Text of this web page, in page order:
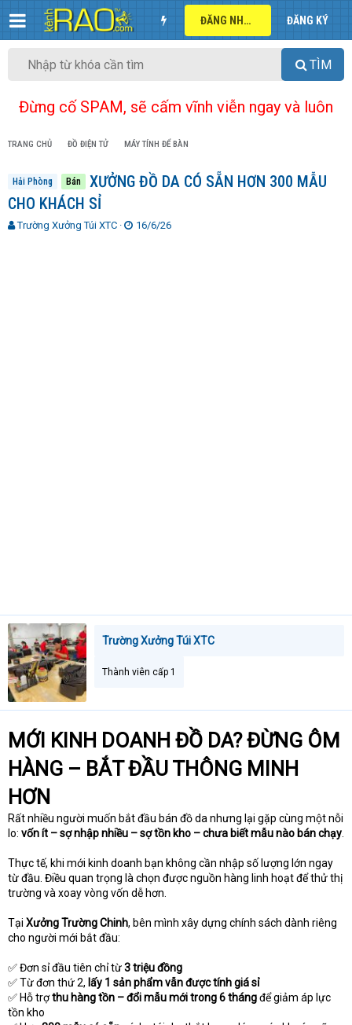
ĐĂNG NHẬP ĐĂNG KÝ
TÌM
Đừng cố SPAM, sẽ cấm vĩnh viễn ngay và luôn
TRANG CHỦ ĐỒ ĐIỆN TỬ MÁY TÍNH ĐỂ BÀN
Hải Phòng Bán
XƯỞNG ĐỒ DA CÓ SẴN HƠN 300 MẪU
CHO KHÁCH SỈ
T
Trường Xưởng Túi XTC
N
16/6/26
Trường Xưởng Túi XTC
Thành viên cấp 1
MỚI KINH DOANH ĐỒ DA? ĐỪNG ÔM
HÀNG – BẮT ĐẦU THÔNG MINH
HƠN
Rất nhiều người muốn bắt đầu bán đồ da nhưng lại gặp cùng một nỗi
lo: vốn ít – sợ nhập nhiều – sợ tồn kho – chưa biết mẫu nào bán chạy.
Thực tế, khi mới kinh doanh bạn không cần nhập số lượng lớn ngay
từ đầu. Điều quan trọng là chọn được nguồn hàng linh hoạt để thử thị
trường và xoay vòng vốn dễ hơn.
Tại Xưởng Trường Chinh, bên mình xây dựng chính sách dành riêng
cho người mới bắt đầu:
✅ Đơn sỉ đầu tiên chỉ từ3 triệu đồng
✅ Từ đơn thứ 2, lấy 1 sản phẩm vẫn được tính giá sỉ
✅ Hỗ trợthu hàng tồn – đổi mẫu mới trong 6 thángđể giảm áp lực
tồn kho